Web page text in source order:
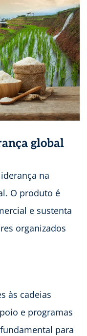
global
na
O produto é
e sustenta
organizados
às cadeias
e programas
para